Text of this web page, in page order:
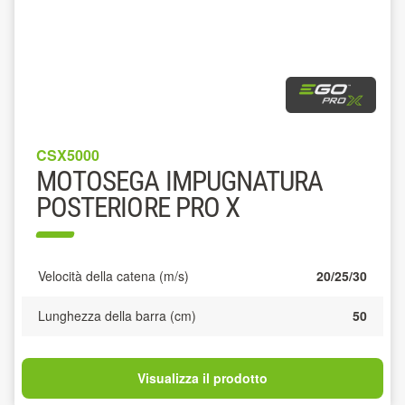
CSX5000
MOTOSEGA IMPUGNATURA
POSTERIORE PRO X
Velocità della catena (m/s) 20/25/30
Lunghezza della barra (cm) 50
Visualizza il prodotto